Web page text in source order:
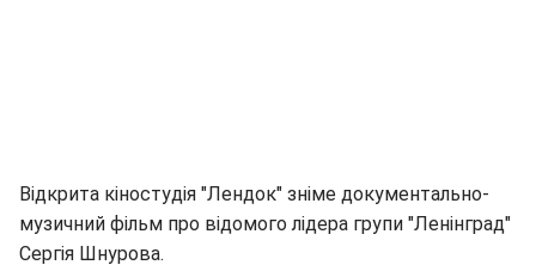
Відкрита кіностудія "Лендок" зніме документально-
музичний фільм про відомого лідера групи "Ленінград"
Сергія Шнурова.